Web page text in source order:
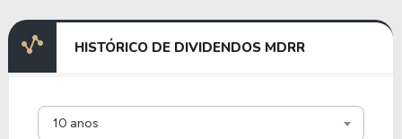
HISTÓRICO DE DIVIDENDOS MDRR
10 anos